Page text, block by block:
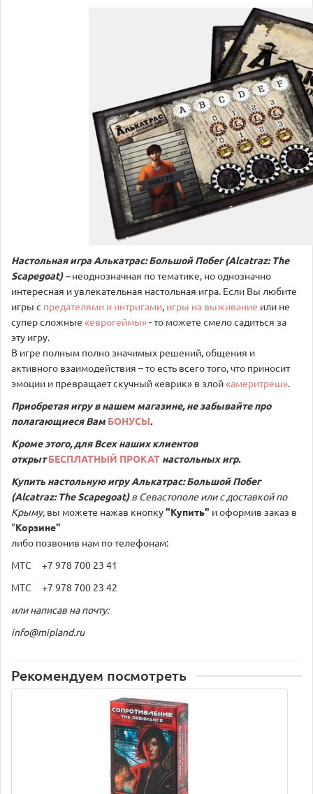
Настольная игра Алькатрас: Большой Побег (Alcatraz: The
Scapegoat)–неоднозначная по тематике, но однозначно
интересная и увлекательная настольная игра. Если Вы любите
игры с предателями и интригами, игры на выживание или не
супер сложные «еврогеймы»- то можете смело садиться за
эту игру.
В игре полным полно значимых решений, общения и
активного взаимодействия – то есть всего того, что приносит
эмоции и превращает скучный «еврик» в злой«америтреш».
Приобретая игру в нашем магазине, не забывайте про
полагающиеся Вам БОНУСЫ.
Кроме этого, для Всех наших клиентов
открыт БЕСПЛАТНЫЙ ПРОКАТ настольных игр.
Купить настольную игру Алькатрас: Большой Побег
(Alcatraz: The Scapegoat)в Севастополе или с доставкой по
Крыму, вы можете нажав кнопку"Купить" и оформив заказ в
"Корзине"
либо позвонив нам по телефонам:
МТС +7 978 700 23 41
МТС +7 978 700 23 42
или написав на почту:
info@mipland.ru
Рекомендуем посмотреть